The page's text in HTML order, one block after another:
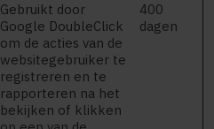
Gebruikt door
Google DoubleClick
om de acties van de
websitegebruiker te
registreren en te
rapporteren na het
bekijken of klikken
400
dagen